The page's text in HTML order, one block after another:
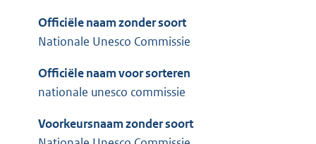
Officiële naam zonder soort
Nationale Unesco Commissie
Officiële naam voor sorteren
nationale unesco commissie
Voorkeursnaam zonder soort